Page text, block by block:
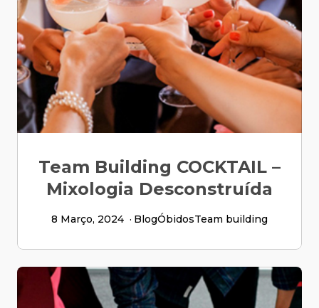
Team Building COCKTAIL –
Mixologia Desconstruída
8 Março, 2024 BlogÓbidosTeam building